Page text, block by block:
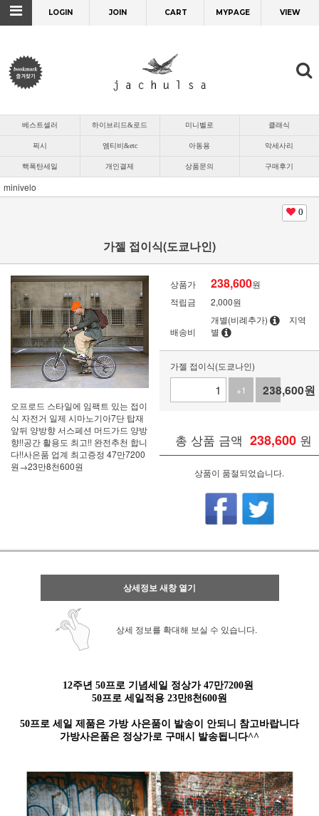
LOGIN JOIN CART MYPAGE VIEW
베스트셀러 하이브리드&로드 미니벨로 클래식
픽시 엠티비&etc 아동용 악세사리
핵폭탄세일 개인결제 상품문의 구매후기
minivelo
0
가젤 접이식(도쿄나인)
오프로드 스타일에 임팩트 있는 접이
식 자전거 일제 시마노기아7단 탑재
앞뒤 양방향 서스페션 머드가드 양방
향!!공간 활용도 최고!! 완전추천 합니
다!!사은품 업계 최고증정 47만7200
원→23만8천600원
상품가 238,600원
적립금
2,000원
배송비
개별(비례추가)
지역
별
가젤 접이식(도쿄나인)
+1
-1
238,600원
총 상품 금액 238,600 원
상품이 품절되었습니다.
상세정보 새창 열기
상세 정보를 확대해 보실 수 있습니다.
12주년 50프로 기념세일 정상가 47만7200원
50프로 세일적용 23만8천600원
50프로 세일 제품은 가방 사은품이 발송이 안되니 참고바랍니다
가방사은품은 정상가로 구매시 발송됩니다^^